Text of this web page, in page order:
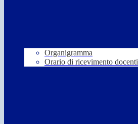
Organigramma
Orario di ricevimento docenti